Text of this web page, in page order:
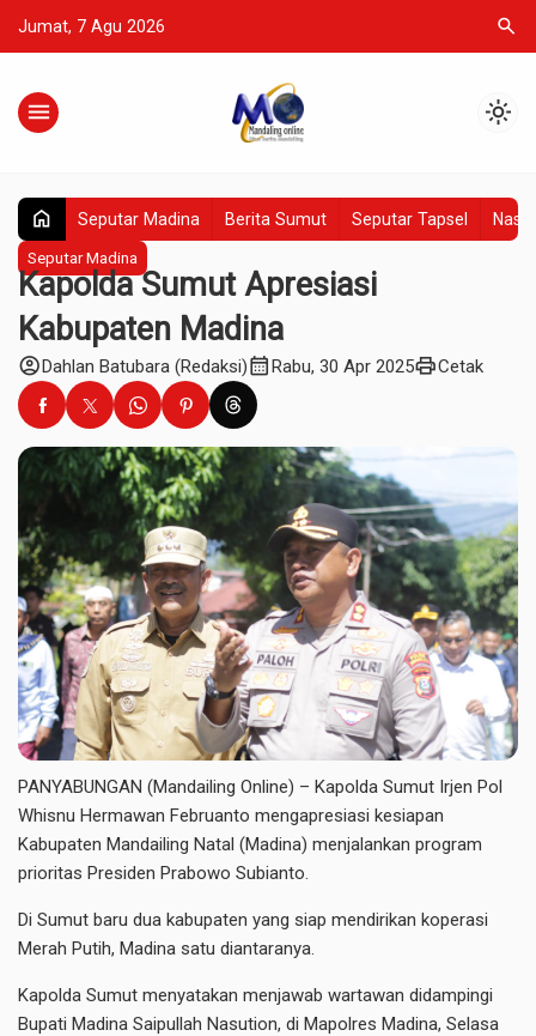
Jumat, 7 Agu 2026 search
menu light_mode
home Seputar Madina Berita Sumut Seputar Tapsel
Seputar Madina
Kapolda Sumut Apresiasi
Kabupaten Madina
account_circleDahlan Batubara (Redaksi)calendar_monthRabu, 30 Apr 2025printCetak
PANYABUNGAN (Mandailing Online) – Kapolda Sumut Irjen Pol
Whisnu Hermawan Februanto mengapresiasi kesiapan
Kabupaten Mandailing Natal (Madina) menjalankan program
prioritas Presiden Prabowo Subianto.
Di Sumut baru dua kabupaten yang siap mendirikan koperasi
Merah Putih, Madina satu diantaranya.
Kapolda Sumut menyatakan menjawab wartawan didampingi
Bupati Madina Saipullah Nasution, di Mapolres Madina, Selasa